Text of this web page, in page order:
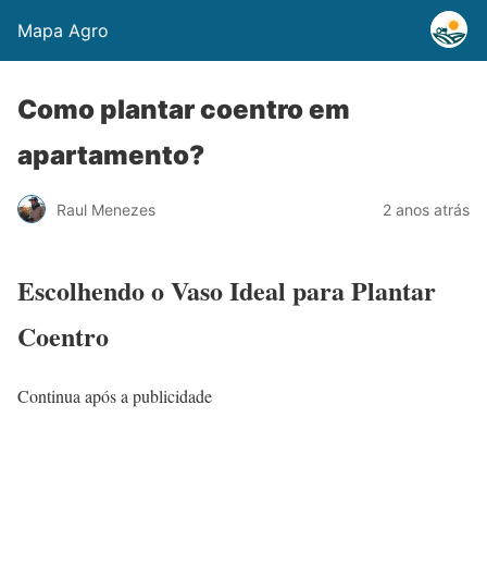
Mapa Agro
Como plantar coentro em
apartamento?
Raul Menezes 2 anos atrás
Escolhendo o Vaso Ideal para Plantar
Coentro
Continua após a publicidade